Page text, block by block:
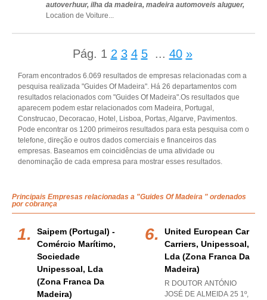
autoverhuur, ilha da madeira, madeira automoveis aluguer,
Location de Voiture...
Pág. 1 2 3 4 5 ... 40 »
Foram encontrados 6.069 resultados de empresas relacionadas com a
pesquisa realizada "Guides Of Madeira". Há 26 departamentos com
resultados relacionados com "Guides Of Madeira".Os resultados que
aparecem podem estar relacionados com Madeira, Portugal,
Construcao, Decoracao, Hotel, Lisboa, Portas, Algarve, Pavimentos.
Pode encontrar os 1200 primeiros resultados para esta pesquisa com o
telefone, direção e outros dados comerciais e financeiros das
empresas. Baseamos em coincidências de uma atividade ou
denominação de cada empresa para mostrar esses resultados.
Principais Empresas relacionadas a "Guides Of Madeira " ordenados
por cobrança
Saipem (portugal) -
Comércio Marítimo,
Sociedade
Unipessoal, Lda
(zona Franca Da
Madeira)
United European Car
Carriers, Unipessoal,
Lda (zona Franca Da
Madeira)
R DOUTOR ANTÓNIO
JOSÉ DE ALMEIDA 25 1º,